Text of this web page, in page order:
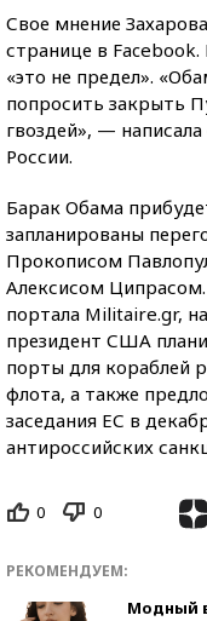
Свое мнение
странице в
«это не предел».
попросить закрыть
гвоздей», —
России.
Барак Обама
запланированы
Прокописом
Алексисом
портала Militaire.gr,
президент США
порты для кораблей
флота, а также
заседания ЕС в
антироссийских
0 0
РЕКОМЕНДУЕМ:
Модный